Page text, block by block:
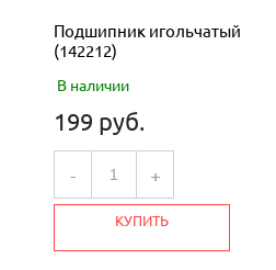
Подшипник игольчатый
(142212)
В наличии
199 руб.
- +
КУПИТЬ